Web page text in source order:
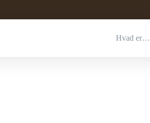
Hvad er…